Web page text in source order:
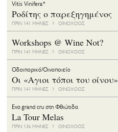
Vitis Vinifera*
Ροδίτης ο παρεξηγημένος
ΠΡΙΝ 141 ΜΗΝΕΣ ΟΙΝΟΧΟΟΣ
Workshops @ Wine Not?
ΠΡΙΝ 141 ΜΗΝΕΣ ΟΙΝΟΧΟΟΣ
Οδοιπορικό/Οινοποιείο
Οι «Αγιοι τόποι του οίνου»
ΠΡΙΝ 141 ΜΗΝΕΣ ΟΙΝΟΧΟΟΣ
Eνα grand cru στη Φθιώτιδα
La Tour Melas
ΠΡΙΝ 136 ΜΗΝΕΣ ΟΙΝΟΧΟΟΣ